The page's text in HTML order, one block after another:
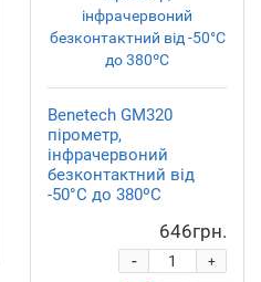
Benetech GM320
пірометр,
інфрачервоний
безконтактний від
-50°С до 380ºC
646грн.
+
-